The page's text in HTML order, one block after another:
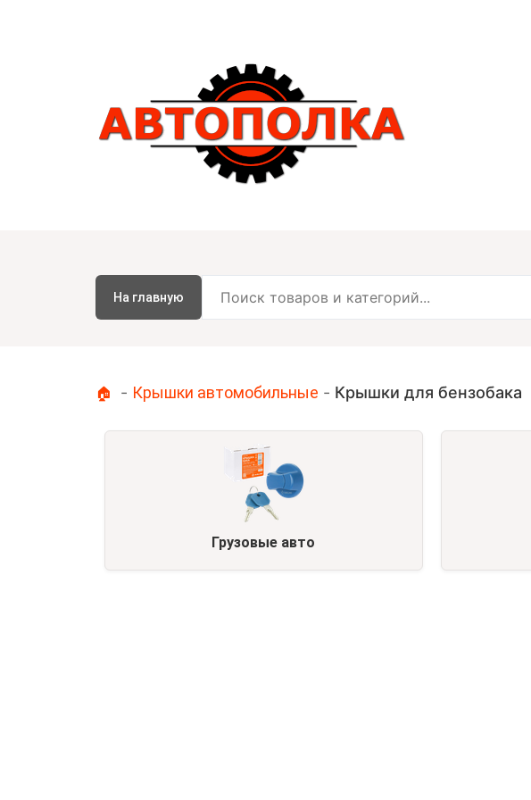
На главную
🏠 - Крышки автомобильные - Крышки для бензобака
Грузовые авто